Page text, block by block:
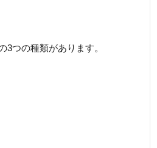
3つの種類があります。